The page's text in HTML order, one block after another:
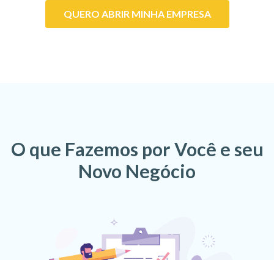
QUERO ABRIR MINHA EMPRESA
O que Fazemos por Você e seu
Novo Negócio